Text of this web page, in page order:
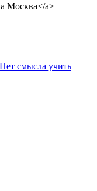
Москва</a>
Нет смысла учить